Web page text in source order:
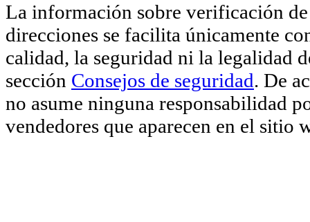
La información sobre verificación
direcciones se facilita únicamente
calidad, la seguridad ni la legalidad
sección Consejos de seguridad. De
no asume ninguna responsabilidad
vendedores que aparecen en el sitio